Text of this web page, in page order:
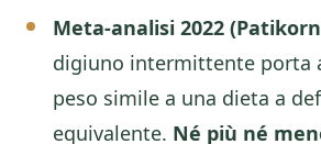
Meta-analisi 2022
digiuno intermittente porta
peso simile a una dieta a
equivalente. Né più né